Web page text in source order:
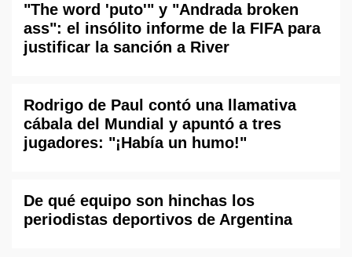
"The word 'puto'" y "Andrada broken
ass": el insólito informe de la FIFA para
justificar la sanción a River
Rodrigo de Paul contó una llamativa
cábala del Mundial y apuntó a tres
jugadores: "¡Había un humo!"
De qué equipo son hinchas los
periodistas deportivos de Argentina